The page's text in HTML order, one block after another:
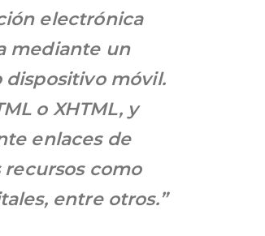
electrónica
mediante un
móvil.
o XHTML, y
enlaces de
como
entre otros.”